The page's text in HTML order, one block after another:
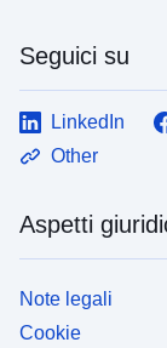
Seguici su
LinkedIn
Other
Aspetti
Note legali
Cookie